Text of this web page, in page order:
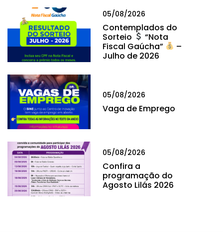
05/08/2026
Contemplados do
Sorteio
“Nota
Fiscal Gaúcha”
–
Julho de 2026
05/08/2026
Vaga de Emprego
05/08/2026
Confira a
programação do
Agosto Lilás 2026